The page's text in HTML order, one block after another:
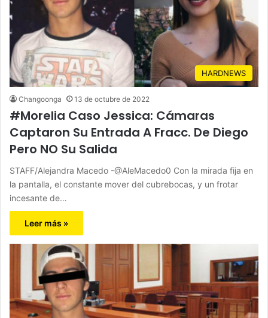
HARDNEWS
Changoonga 13 de octubre de 2022
#Morelia Caso Jessica: Cámaras
Captaron Su Entrada A Fracc. De Diego
Pero NO Su Salida
STAFF/Alejandra Macedo -@AleMacedo0 Con la mirada fija en
la pantalla, el constante mover del cubrebocas, y un frotar
incesante de…
Leer más »